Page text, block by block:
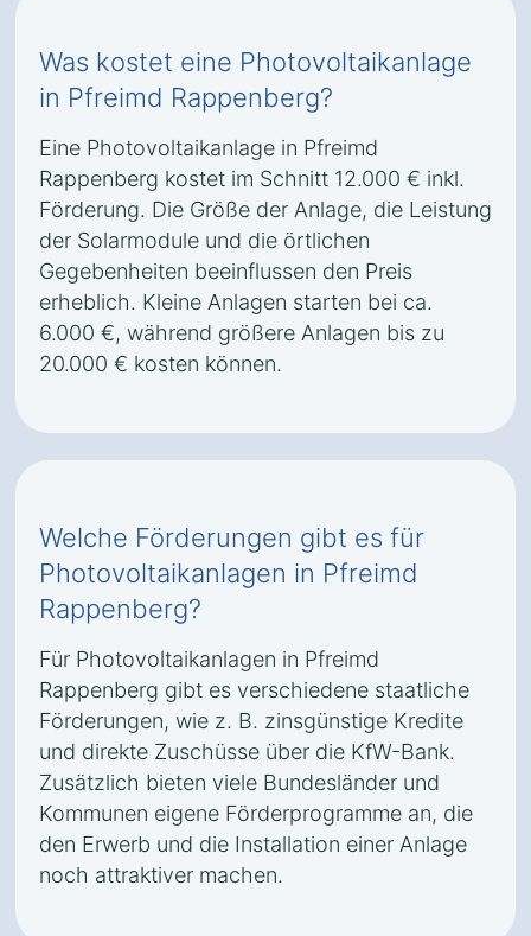
Was kostet eine Photovoltaikanlage
in Pfreimd Rappenberg?
Eine Photovoltaikanlage in Pfreimd
Rappenberg kostet im Schnitt 12.000 € inkl.
Förderung. Die Größe der Anlage, die Leistung
der Solarmodule und die örtlichen
Gegebenheiten beeinflussen den Preis
erheblich. Kleine Anlagen starten bei ca.
6.000 €, während größere Anlagen bis zu
20.000 € kosten können.
Welche Förderungen gibt es für
Photovoltaikanlagen in Pfreimd
Rappenberg?
Für Photovoltaikanlagen in Pfreimd
Rappenberg gibt es verschiedene staatliche
Förderungen, wie z. B. zinsgünstige Kredite
und direkte Zuschüsse über die KfW-Bank.
Zusätzlich bieten viele Bundesländer und
Kommunen eigene Förderprogramme an, die
den Erwerb und die Installation einer Anlage
noch attraktiver machen.